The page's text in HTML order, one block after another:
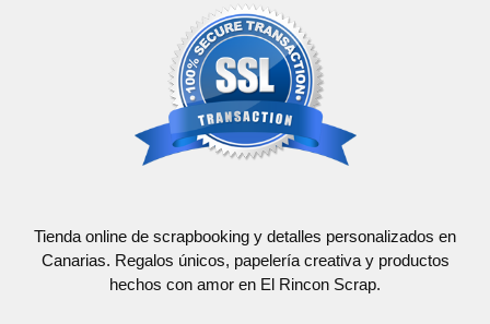
Tienda online de scrapbooking y detalles personalizados en
Canarias. Regalos únicos, papelería creativa y productos
hechos con amor en El Rincon Scrap.